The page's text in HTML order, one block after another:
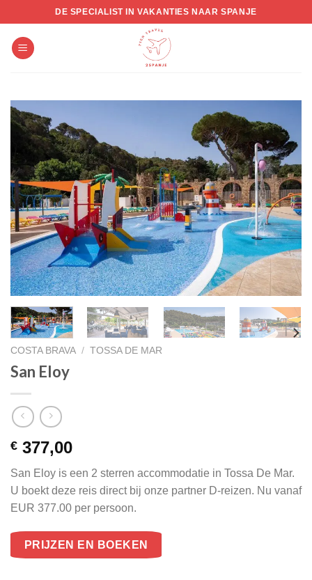
to
content
DE SPECIALIST IN VAKANTIES NAAR SPANJE
COSTA BRAVA / TOSSA DE MAR
San Eloy
€ 377,00
San Eloy is een 2 sterren accommodatie in Tossa De Mar.
U boekt deze reis direct bij onze partner D-reizen. Nu vanaf
EUR 377.00 per persoon.
PRIJZEN EN BOEKEN